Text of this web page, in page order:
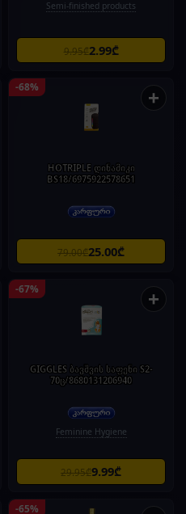
Semi-finished products
9.95₾2.99₾
-68% +
HOTRIPLE დინამიკი
BS18/6975922578651
79.00₾25.00₾
-67% +
GIGGLES ბავშვის საფენი S2-
70ც/8680131206940
Feminine Hygiene
29.95₾9.99₾
-65%